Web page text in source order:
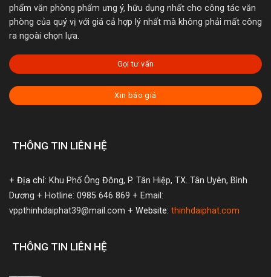
phẩm văn phòng phẩm ưng ý, hữu dụng nhất cho công tác văn
phòng của quý vị với giá cả hợp lý nhất mà không phải mất công
ra ngoài chọn lựa.
Gọi tư vấn
Xin báo giá
THÔNG TIN LIÊN HỆ
+ Địa chỉ: Khu Phố Ông Đông, P. Tân Hiệp, TX. Tân Uyên, Bình
Dương + Hotline: 0985 646 869 + Email:
vppthinhdaiphat39@mail.com + Website: thinhdaiphat.com
THÔNG TIN LIÊN HỆ